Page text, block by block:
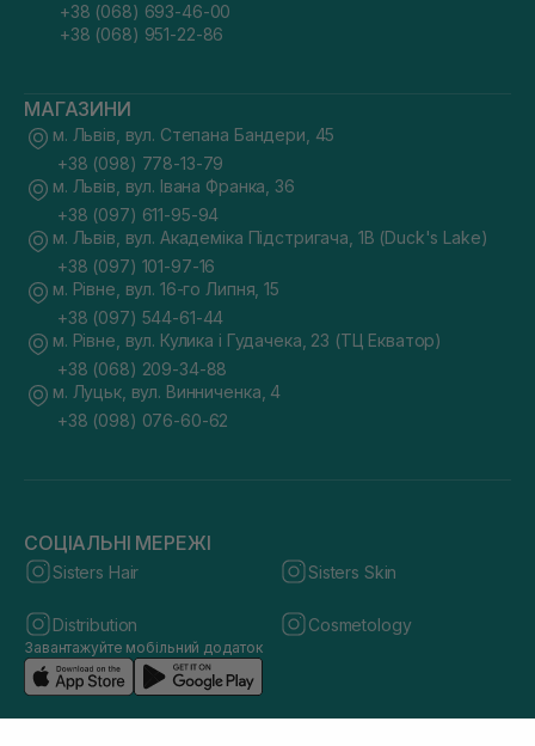
+38 (068) 693-46-00
+38 (068) 951-22-86
МАГАЗИНИ
м. Львів, вул. Степана Бандери, 45
+38 (098) 778-13-79
м. Львів, вул. Івана Франка, 36
+38 (097) 611-95-94
м. Львів, вул. Академіка Підстригача, 1В (Duck's Lake)
+38 (097) 101-97-16
м. Рівне, вул. 16-го Липня, 15
+38 (097) 544-61-44
м. Рівне, вул. Кулика і Гудачека, 23 (ТЦ Екватор)
+38 (068) 209-34-88
м. Луцьк, вул. Винниченка, 4
+38 (098) 076-60-62
СОЦІАЛЬНІ МЕРЕЖІ
Sisters Hair Sisters Skin
Distribution Cosmetology
Завантажуйте мобільний додаток